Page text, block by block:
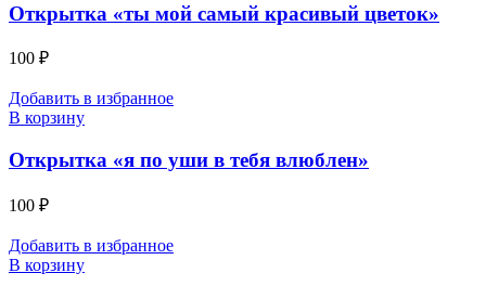
Открытка «ты мой самый красивый цветок»
100 ₽
Добавить в избранное
В корзину
Открытка «я по уши в тебя влюблен»
100 ₽
Добавить в избранное
В корзину